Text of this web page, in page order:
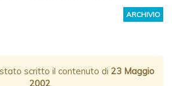
ARCHIVIO
scritto il contenuto di 23 Maggio
2002.